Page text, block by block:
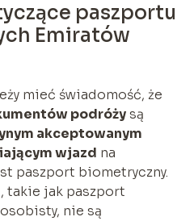
paszportu
Emiratów
mieć świadomość, że
podróżysą
akceptowanym
wjazd na
paszport biometryczny.
takie jak paszport
nie są